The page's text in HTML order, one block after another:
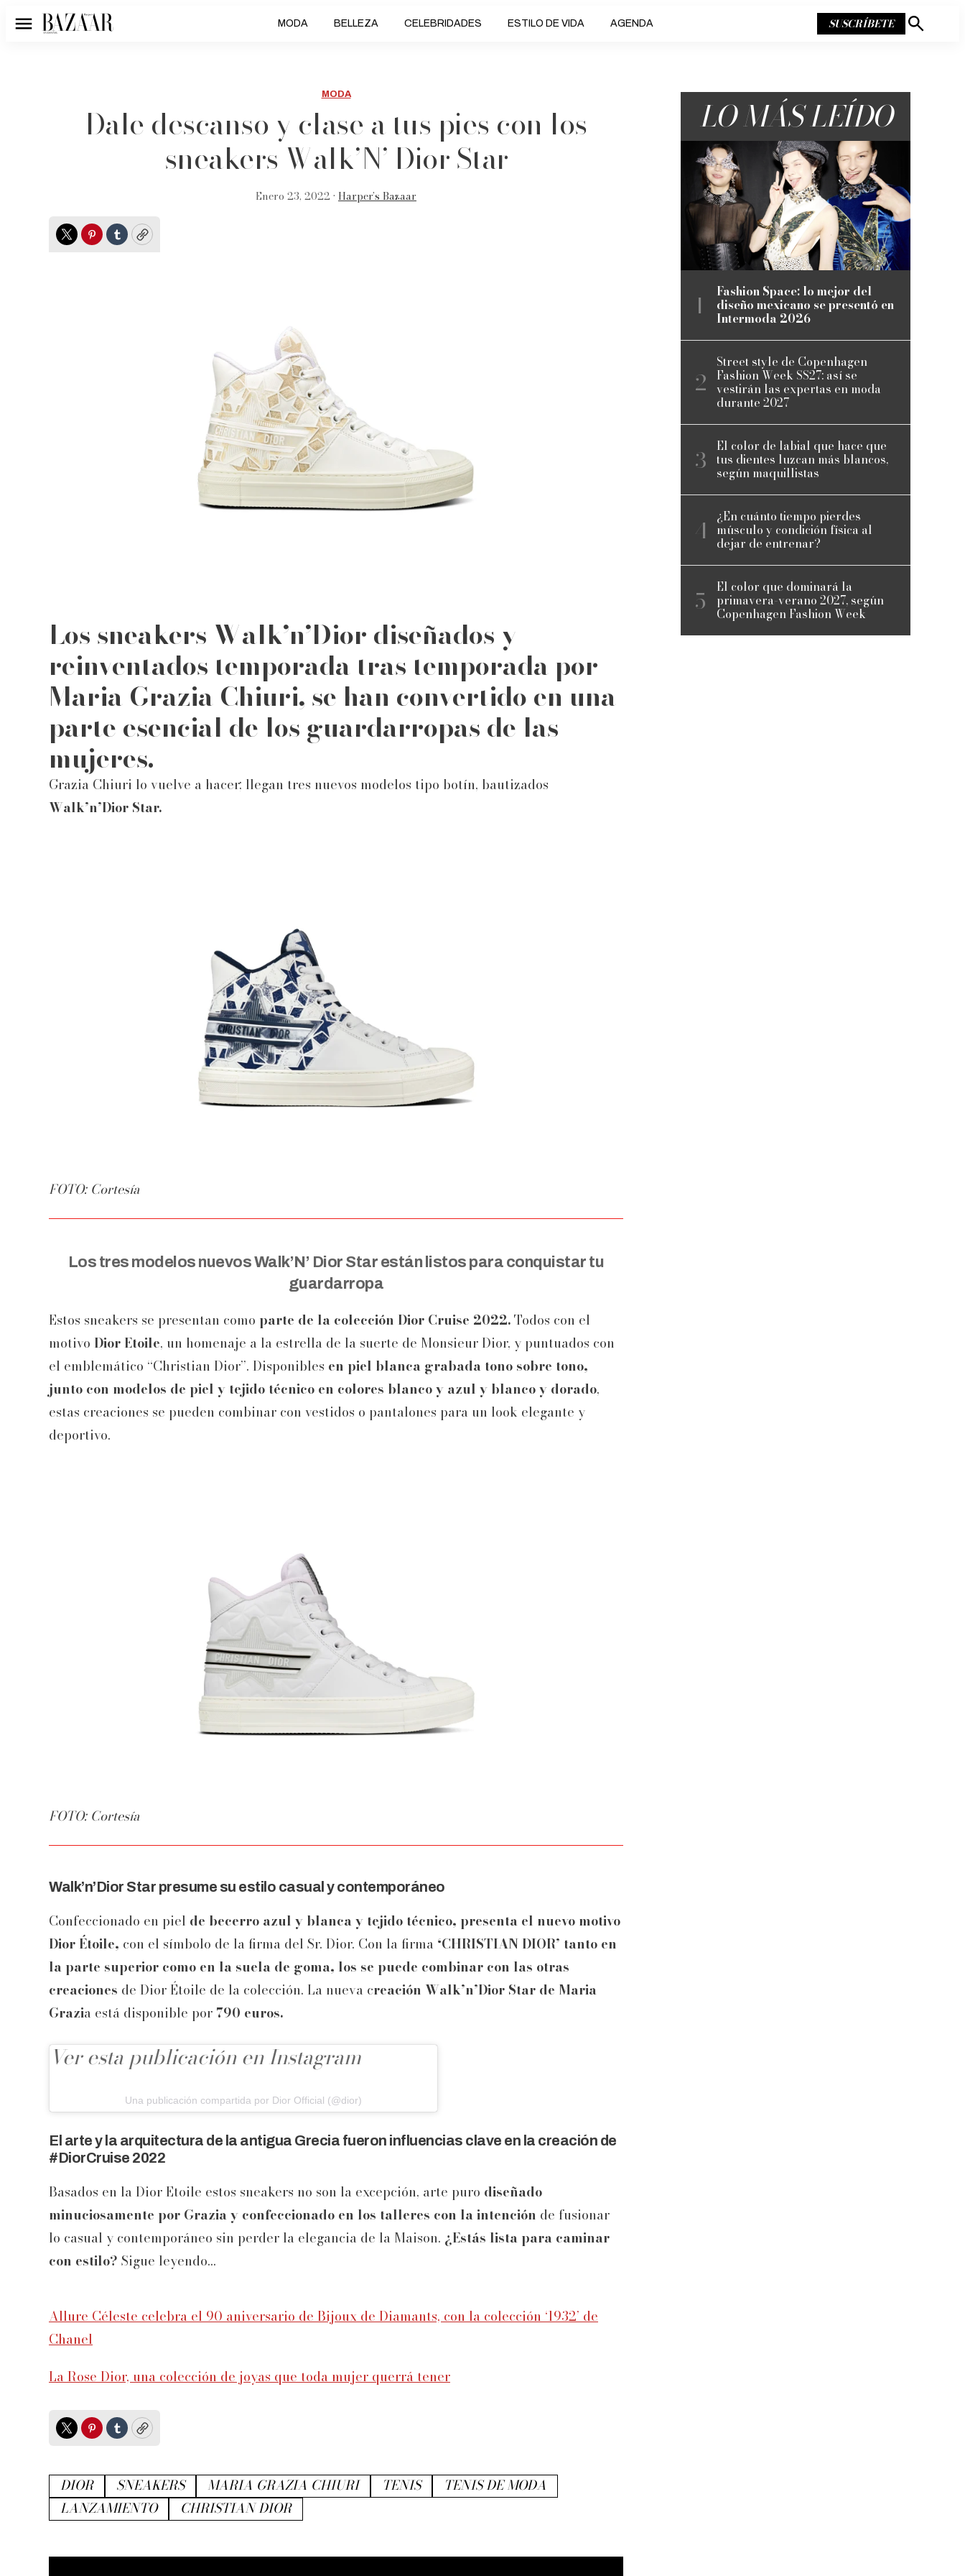
Menú MODA BELLEZA CELEBRIDADES ESTILO DE VIDA AGENDA SUSCRÍBETE
Mostrar
MODA
Dale descanso y clase a tus pies con los
sneakers Walk’N’ Dior Star
Enero 23, 2022 • Harper’s Bazaar
TwitterPinterest
TumblrCopy
Los sneakers Walk’n’Dior diseñados y
reinventados temporada tras temporada por
Maria Grazia Chiuri, se han convertido en una
parte esencial de los guardarropas de las
mujeres.
Grazia Chiuri lo vuelve a hacer; llegan tres nuevos modelos tipo botín, bautizados
Walk’n’Dior Star.
FOTO: Cortesía
Los tres modelos nuevos Walk’N’ Dior Star están listos para conquistar tu
guardarropa
Estos sneakers se presentan como parte de la colección Dior Cruise 2022.Todos con el
motivo Dior Etoile, un homenaje a la estrella de la suerte de Monsieur Dior, y puntuados con
el emblemático “Christian Dior”. Disponibles en piel blanca grabada tono sobre tono,
junto con modelos de piel y tejido técnico en colores blanco y azul y blanco y dorado,
estas creaciones se pueden combinar con vestidos o pantalones para un look elegante y
deportivo.
FOTO: Cortesía
Walk’n’Dior Star presume su estilo casual y contemporáneo
Confeccionado en piel de becerro azul y blanca y tejido técnico, presenta el nuevo motivo
Dior Étoile, con el símbolo de la firma del Sr. Dior. Con la firma ‘CHRISTIAN DIOR’ tanto en
la parte superior como en la suela de goma, los se puede combinar con las otras
creaciones de Dior Étoile de la colección. La nueva creación Walk’n’Dior Star de Maria
Grazia está disponible por 790 euros.
Ver esta publicación en Instagram
Una publicación compartida por Dior Official (@dior)
El arte y la arquitectura de la antigua Grecia fueron influencias clave en la creación de
#DiorCruise 2022
Basados en la Dior Etoile estos sneakers no son la excepción, arte puro diseñado
minuciosamente por Grazia y confeccionado en los talleres con la intención de fusionar
lo casual y contemporáneo sin perder la elegancia de la Maison. ¿Estás lista para caminar
con estilo? Sigue leyendo...
Allure Céleste celebra el 90 aniversario de Bijoux de Diamants, con la colección ‘1932’ de
Chanel
La Rose Dior, una colección de joyas que toda mujer querrá tener
TwitterPinterest
TumblrCopy
DIOR SNEAKERS MARIA GRAZIA CHIURI TENIS
TENIS DE MODA
LANZAMIENTO
CHRISTIAN DIOR
LO MÁS LEÍDO
Fashion Space: lo mejor del
diseño mexicano se presentó en
Intermoda 2026
Street style de Copenhagen
Fashion Week SS27: así se
vestirán las expertas en moda
durante 2027
El color de labial que hace que
tus dientes luzcan más blancos,
según maquillistas
¿En cuánto tiempo pierdes
músculo y condición física al
dejar de entrenar?
El color que dominará la
primavera-verano 2027, según
Copenhagen Fashion Week